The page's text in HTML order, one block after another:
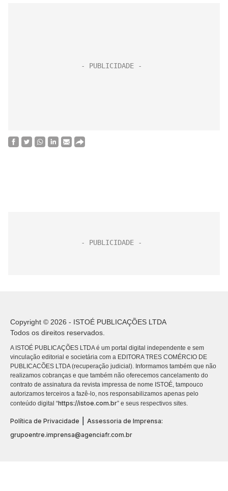
Copyright © 2026 - ISTOÉ PUBLICAÇÕES LTDA
Todos os direitos reservados.
A ISTOÉ PUBLICAÇÕES LTDA é um portal digital independente e sem
vinculação editorial e societária com a EDITORA TRES COMÉRCIO DE
PUBLICACÕES LTDA (recuperação judicial). Informamos também que não
realizamos cobranças e que também não oferecemos cancelamento do
contrato de assinatura da revista impressa de nome ISTOÉ, tampouco
autorizamos terceiros a fazê-lo, nos responsabilizamos apenas pelo
conteúdo digital “https://istoe.com.br” e seus respectivos sites.
Política de Privacidade
Assessoria de Imprensa:
grupoentre.imprensa@agenciafr.com.br